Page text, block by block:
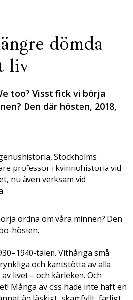
dömda
liv
too? Visst fick vi börja
Den där hösten, 2018,
Stockholms
professor i kvinnohistoria vid
nu även verksam vid
ordna om våra minnen? Den
hösten.
talen. Vithåriga små
och kantstötta av alla
livet – och kärleken. Och
Många av oss hade inte haft en